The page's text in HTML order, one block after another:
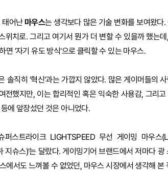
태어난마우스는 생각보다 많은 기술 변화를 보여왔다
위치로. 그리고 여기서 뭔가 더 변할 수 있을까 했는
면 '자기 유도 방식'으로 클릭할 수 있는 마우스.
솔직히 '혁신'과는 가깝지 않았다. 많은 게이머들의
전했지만, 이는 합리적인 혹은 익숙한 사용감, 그리
에 앞장섰던 것은 아니었다.
퍼스트라이크 LIGHTSPEED 무선 게이밍 마우
슈스)'는 달랐다. 게이밍기어 브랜드에서 저마다 광
에서도 느껴볼 수 없었던, 마우스 시장에서 생각해